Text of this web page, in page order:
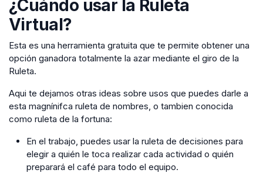
¿Cuándo usar la Ruleta
Virtual?
Esta es una herramienta gratuita que te permite obtener una
opción ganadora totalmente la azar mediante el giro de la
Ruleta.
Aqui te dejamos otras ideas sobre usos que puedes darle a
esta magnínifca ruleta de nombres, o tambien conocida
como ruleta de la fortuna:
En el trabajo, puedes usar la ruleta de decisiones para
elegir a quién le toca realizar cada actividad o quién
preparará el café para todo el equipo.